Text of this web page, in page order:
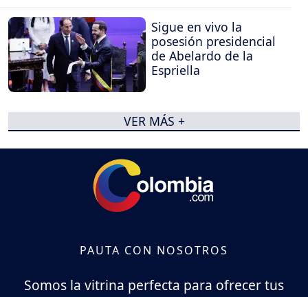
Sigue en vivo la
posesión presidencial
de Abelardo de la
Espriella
VER MÁS +
PAUTA CON NOSOTROS
Somos la vitrina perfecta para ofrecer tus